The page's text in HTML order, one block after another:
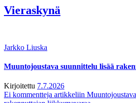
Vieraskynä
Jarkko Liuska
Muuntojoustava suunnittelu lisää
Kirjoitettu 7.7.2026
Ei kommentteja artikkeliin